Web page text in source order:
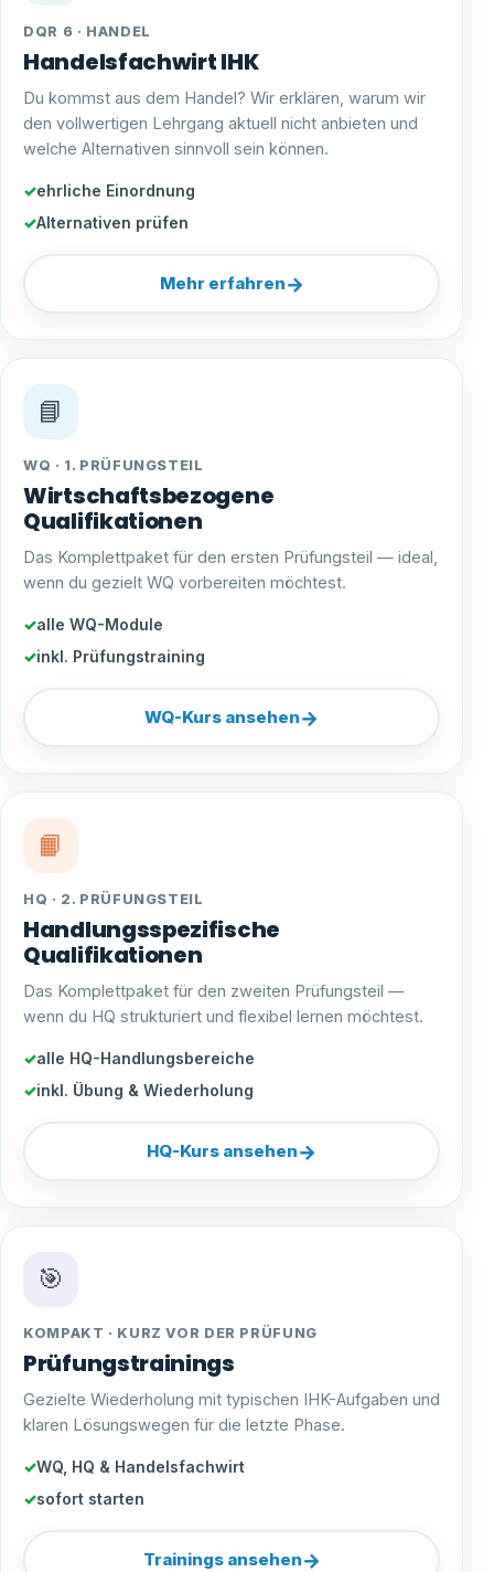
DQR 6 · HANDEL
Handelsfachwirt IHK
Du kommst aus dem Handel? Wir erklären, warum wir
den vollwertigen Lehrgang aktuell nicht anbieten und
welche Alternativen sinnvoll sein können.
ehrliche Einordnung
Alternativen prüfen
Mehr erfahren→
📘
WQ · 1. PRÜFUNGSTEIL
Wirtschaftsbezogene
Qualifikationen
Das Komplettpaket für den ersten Prüfungsteil — ideal,
wenn du gezielt WQ vorbereiten möchtest.
alle WQ-Module
inkl. Prüfungstraining
WQ-Kurs ansehen→
📙
HQ · 2. PRÜFUNGSTEIL
Handlungsspezifische
Qualifikationen
Das Komplettpaket für den zweiten Prüfungsteil —
wenn du HQ strukturiert und flexibel lernen möchtest.
alle HQ-Handlungsbereiche
inkl. Übung & Wiederholung
HQ-Kurs ansehen→
🎯
KOMPAKT · KURZ VOR DER PRÜFUNG
Prüfungstrainings
Gezielte Wiederholung mit typischen IHK-Aufgaben und
klaren Lösungswegen für die letzte Phase.
WQ, HQ & Handelsfachwirt
sofort starten
Trainings ansehen→